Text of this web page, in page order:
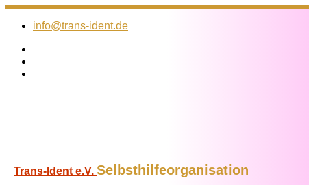
Zum
Inhalt
info@trans-ident.de
Trans-Ident e.V. Selbsthilfeorganisation